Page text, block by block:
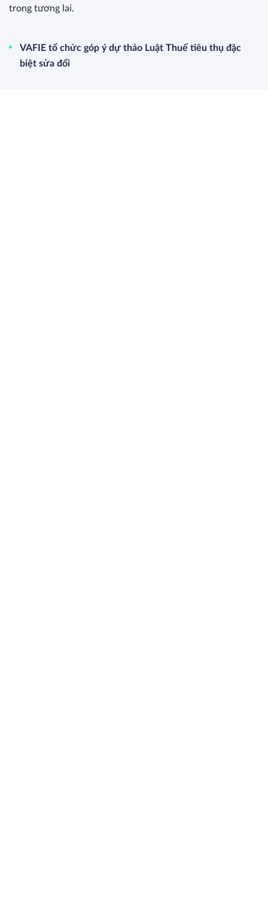
trong tương lai.
VAFIE tổ chức góp ý dự thảo Luật Thuế tiêu thụ đặc
biệt sửa đổi